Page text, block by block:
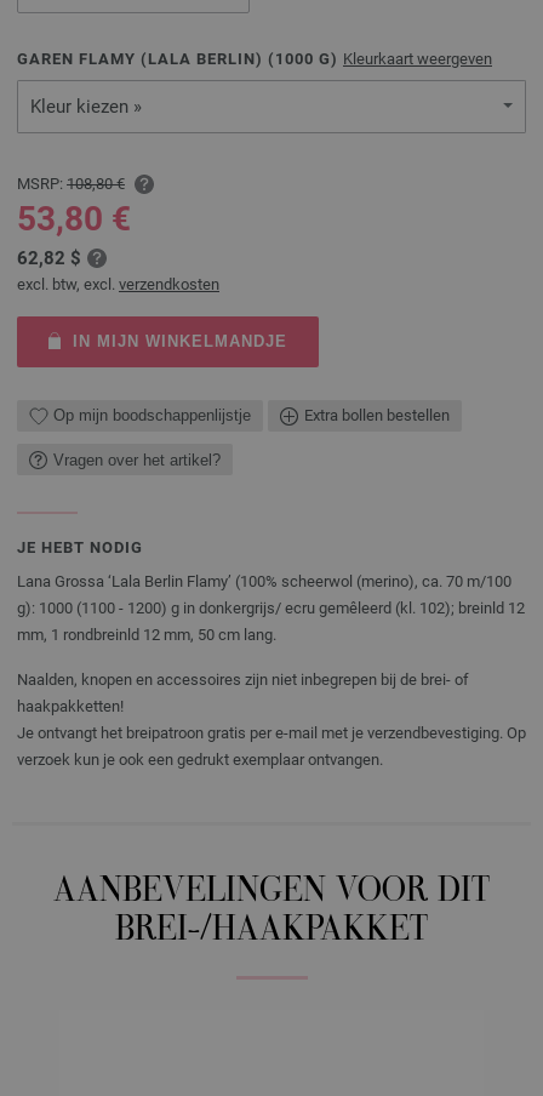
GAREN FLAMY (LALA BERLIN) ( 1000 G) Kleurkaart weergeven
Kleur kiezen »
MSRP: 108,80 €
53,80 €
62,82 $
excl. btw, excl. verzendkosten
IN MIJN WINKELMANDJE
Op mijn boodschappenlijstje Extra bollen bestellen
Vragen over het artikel?
JE HEBT NODIG
Lana Grossa ‘Lala Berlin Flamy’ (100% scheerwol (merino), ca. 70 m/100
g): 1000 (1100 - 1200) g in donkergrijs/ ecru gemêleerd (kl. 102); breinld 12
mm, 1 rondbreinld 12 mm, 50 cm lang.
Naalden, knopen en accessoires zijn niet inbegrepen bij de brei- of
haakpakketten!
Je ontvangt het breipatroon gratis per e-mail met je verzendbevestiging. Op
verzoek kun je ook een gedrukt exemplaar ontvangen.
AANBEVELINGEN VOOR DIT
BREI-/HAAKPAKKET